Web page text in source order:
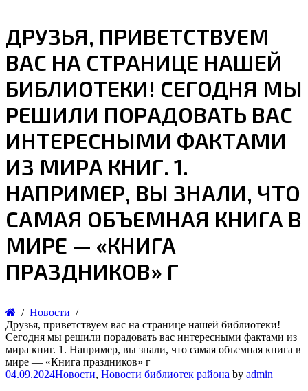
ДРУЗЬЯ, ПРИВЕТСТВУЕМ
ВАС НА СТРАНИЦЕ НАШЕЙ
БИБЛИОТЕКИ! СЕГОДНЯ МЫ
РЕШИЛИ ПОРАДОВАТЬ ВАС
ИНТЕРЕСНЫМИ ФАКТАМИ
ИЗ МИРА КНИГ. 1.
НАПРИМЕР, ВЫ ЗНАЛИ, ЧТО
САМАЯ ОБЪЕМНАЯ КНИГА В
МИРЕ — «КНИГА
ПРАЗДНИКОВ» Г
Новости
Друзья, приветствуем вас на странице нашей библиотеки!
Сегодня мы решили порадовать вас интересными фактами из
мира книг. 1. Например, вы знали, что самая объемная книга в
мире — «Книга праздников» г
04.09.2024Новости, Новости библиотек района by admin